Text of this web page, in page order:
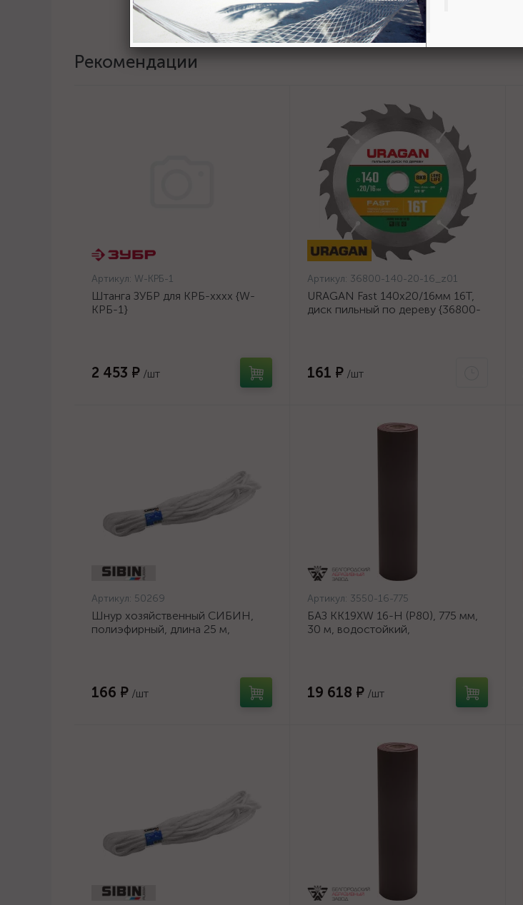
Рекомендации
Артикул: W-КРБ-1
Штанга ЗУБР для КРБ-хххх {W-
КРБ-1}
2 453 ₽ /шт
Артикул: 36800-140-20-16_z01
URAGAN Fast 140x20/16мм 16Т,
диск пильный по дереву {36800-
161 ₽ /шт
Артикул: 50269
Шнур хозяйственный СИБИН,
полиэфирный, длина 25 м,
166 ₽ /шт
Артикул: 3550-16-775
БАЗ KK19XW 16-H (Р80), 775 мм,
30 м, водостойкий,
19 618 ₽ /шт